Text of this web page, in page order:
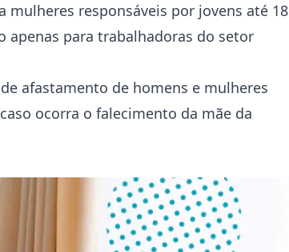
mulheres responsáveis por jovens até 18
para trabalhadoras do setor
afastamento de homens e mulheres
ocorra o falecimento da mãe da